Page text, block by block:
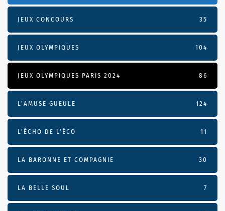
JEUX CONCOURS 35
JEUX OLYMPIQUES 104
JEUX OLYMPIQUES PARIS 2024 86
L'AMUSE GUEULE 124
L’ÉCHO DE L’ÉCO 11
LA BARONNE ET COMPAGNIE 30
LA BELLE SOUL 7